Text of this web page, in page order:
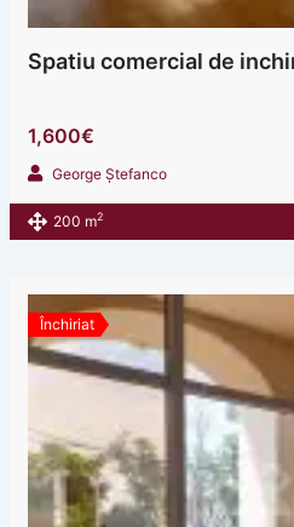
Spatiu comercial de
1,600€
George Ștefanco
200 m2
Închiriat